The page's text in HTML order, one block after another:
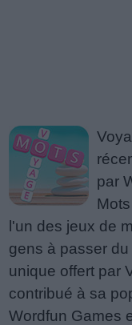
par
l'un des jeux de
gens à passer
unique offert par
contribué à sa
Wordfun Games